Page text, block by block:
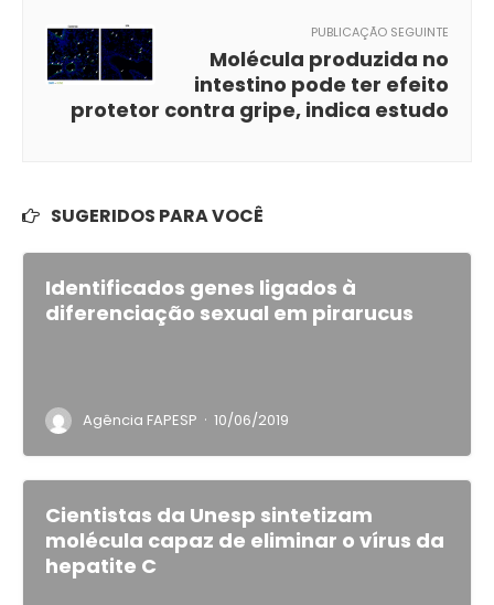
PUBLICAÇÃO SEGUINTE
Molécula produzida no
intestino pode ter efeito
protetor contra gripe, indica estudo
SUGERIDOS PARA VOCÊ
Identificados genes ligados à
diferenciação sexual em pirarucus
Agência FAPESP · 10/06/2019
Cientistas da Unesp sintetizam
molécula capaz de eliminar o vírus da
hepatite C